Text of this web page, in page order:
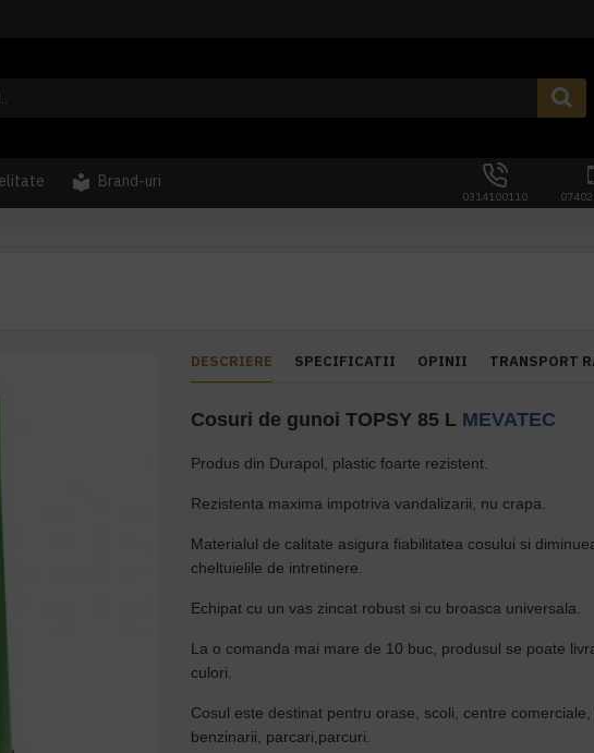
Brand-uri
0314100110
DESCRIERE SPECIFICATII OPINII TRANSPORT
Cosuri de gunoi TOPSY 85 L MEVATEC
Produs din Durapol, plastic foarte rezistent.
Rezistenta maxima impotriva vandalizarii, nu crapa.
Materialul de calitate asigura fiabilitatea cosului si
cheltuielile de intretinere.
Echipat cu un vas zincat robust si cu broasca universala.
La o comanda mai mare de 10 buc, produsul se poate
culori.
Cosul este destinat pentru orase, scoli, centre
benzinarii, parcari,parcuri.